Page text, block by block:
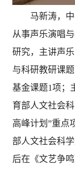
马新涛，
从事声乐演唱
研究，主讲声
与科研教研课
基金课题1项；
育部人文社会
高峰计划”重点
部人文社会科
后在《文艺争